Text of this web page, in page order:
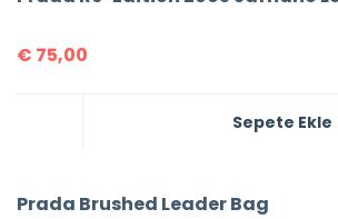
€ 75,00
Sepete Ekle
Prada Brushed Leader Bag